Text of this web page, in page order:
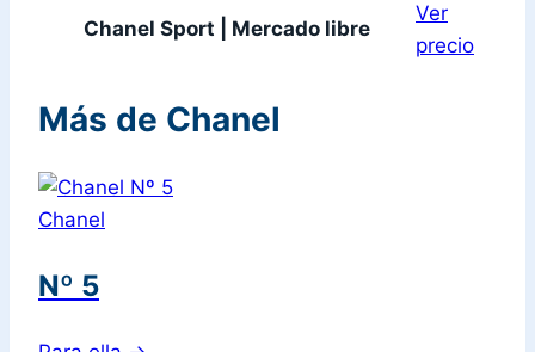
Chanel Sport | Mercado libre
Ver
precio
Más de Chanel
Chanel
Nº 5